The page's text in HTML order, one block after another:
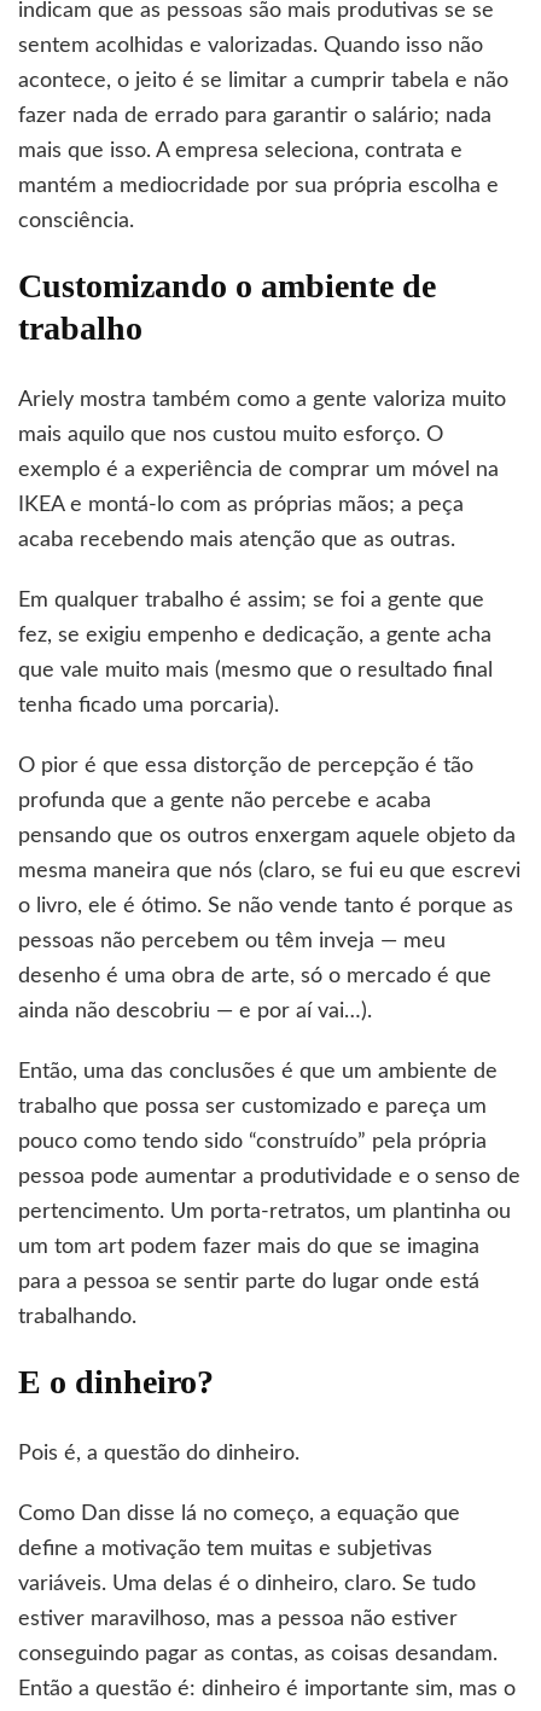
indicam que as pessoas são mais produtivas se se
sentem acolhidas e valorizadas. Quando isso não
acontece, o jeito é se limitar a cumprir tabela e não
fazer nada de errado para garantir o salário; nada
mais que isso. A empresa seleciona, contrata e
mantém a mediocridade por sua própria escolha e
consciência.
Customizando o ambiente de
trabalho
Ariely mostra também como a gente valoriza muito
mais aquilo que nos custou muito esforço. O
exemplo é a experiência de comprar um móvel na
IKEA e montá-lo com as próprias mãos; a peça
acaba recebendo mais atenção que as outras.
Em qualquer trabalho é assim; se foi a gente que
fez, se exigiu empenho e dedicação, a gente acha
que vale muito mais (mesmo que o resultado final
tenha ficado uma porcaria).
O pior é que essa distorção de percepção é tão
profunda que a gente não percebe e acaba
pensando que os outros enxergam aquele objeto da
mesma maneira que nós (claro, se fui eu que escrevi
o livro, ele é ótimo. Se não vende tanto é porque as
pessoas não percebem ou têm inveja — meu
desenho é uma obra de arte, só o mercado é que
ainda não descobriu — e por aí vai…).
Então, uma das conclusões é que um ambiente de
trabalho que possa ser customizado e pareça um
pouco como tendo sido “construído” pela própria
pessoa pode aumentar a produtividade e o senso de
pertencimento. Um porta-retratos, um plantinha ou
um tom art podem fazer mais do que se imagina
para a pessoa se sentir parte do lugar onde está
trabalhando.
E o dinheiro?
Pois é, a questão do dinheiro.
Como Dan disse lá no começo, a equação que
define a motivação tem muitas e subjetivas
variáveis. Uma delas é o dinheiro, claro. Se tudo
estiver maravilhoso, mas a pessoa não estiver
conseguindo pagar as contas, as coisas desandam.
Então a questão é: dinheiro é importante sim, mas o